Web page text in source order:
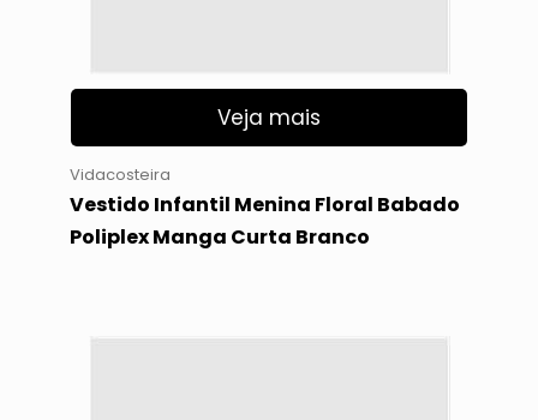
Veja mais
Vidacosteira
Vestido Infantil Menina Floral Babado
Poliplex Manga Curta Branco